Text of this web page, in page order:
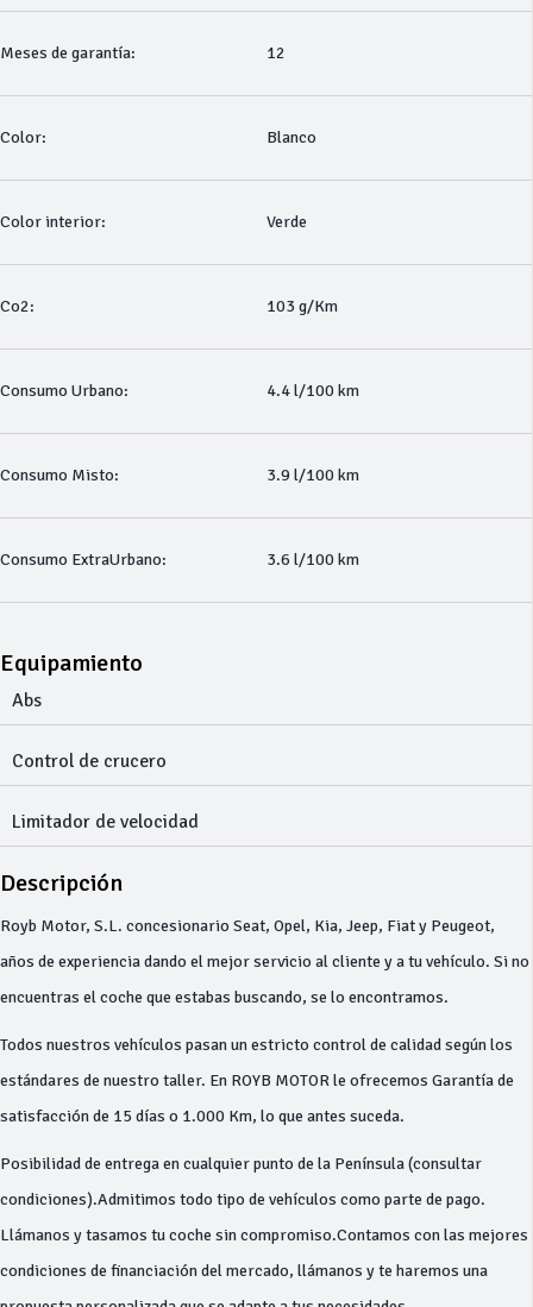
Meses de garantía: 12
Color: Blanco
Color interior: Verde
Co2: 103 g/Km
Consumo Urbano: 4.4 l/100 km
Consumo Misto: 3.9 l/100 km
Consumo ExtraUrbano: 3.6 l/100 km
Equipamiento
Abs
Control de crucero
Limitador de velocidad
Descripción
Royb Motor, S.L. concesionario Seat, Opel, Kia, Jeep, Fiat y Peugeot,
años de experiencia dando el mejor servicio al cliente y a tu vehículo. Si no
encuentras el coche que estabas buscando, se lo encontramos.
Todos nuestros vehículos pasan un estricto control de calidad según los
estándares de nuestro taller. En ROYB MOTOR le ofrecemos Garantía de
satisfacción de 15 días o 1.000 Km, lo que antes suceda.
Posibilidad de entrega en cualquier punto de la Península (consultar
condiciones).Admitimos todo tipo de vehículos como parte de pago.
Llámanos y tasamos tu coche sin compromiso.Contamos con las mejores
condiciones de financiación del mercado, llámanos y te haremos una